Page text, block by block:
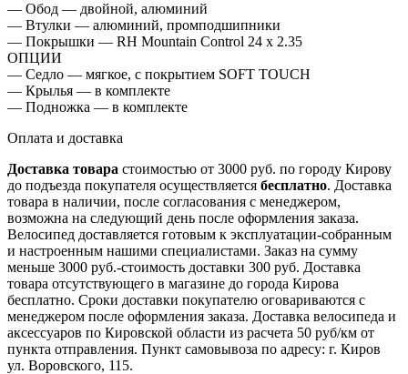
— Обод — двойной, алюминий
— Втулки — алюминий, промподшипники
— Покрышки — RH Mountain Control 24 х 2.35
ОПЦИИ
— Седло — мягкое, с покрытием SOFT TOUCH
— Крылья — в комплекте
— Подножка — в комплекте
Оплата и доставка
Доставка товара стоимостью от 3000 руб. по городу Кирову
до подъезда покупателя осуществляется бесплатно. Доставка
товара в наличии, после согласования с менеджером,
возможна на следующий день после оформления заказа.
Велосипед доставляется готовым к эксплуатации-собранным
и настроенным нашими специалистами. Заказ на сумму
меньше 3000 руб.-стоимость доставки 300 руб. Доставка
товара отсутствующего в магазине до города Кирова
бесплатно. Сроки доставки покупателю оговариваются с
менеджером после оформления заказа. Доставка велосипеда и
аксессуаров по Кировской области из расчета 50 руб/км от
пункта отправления. Пункт самовывоза по адресу: г. Киров
ул. Воровского, 115.